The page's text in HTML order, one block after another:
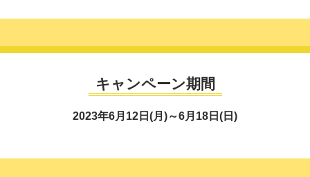
キャンペーン期間
2023年6月12日(月)～6月18日(日)